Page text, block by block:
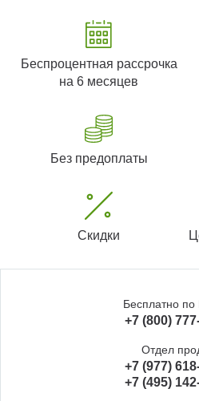
Беспроцентная рассрочка
на 6 месяцев
Без предоплаты
Скидки
Бесплатно по
+7 (800)
Отдел
+7 (977)
+7 (495)